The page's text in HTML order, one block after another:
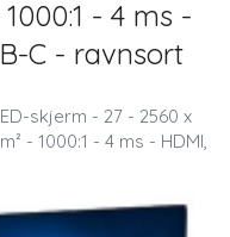
- 4 ms -
C - ravnsort
skjerm - 27 - 2560 x
- 1000:1 - 4 ms - HDMI,